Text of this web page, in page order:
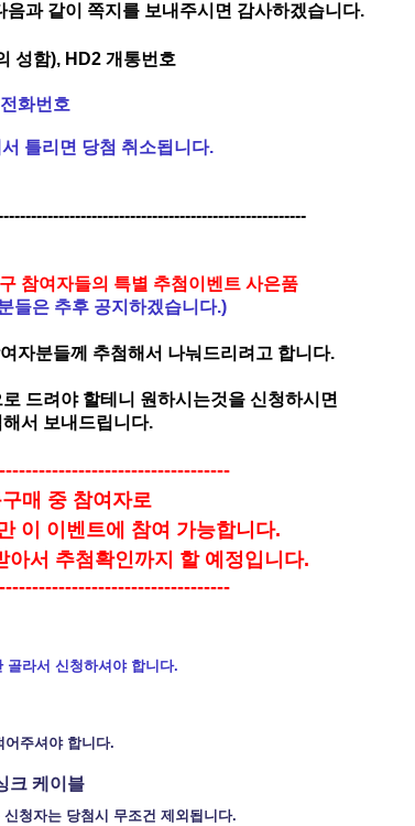
과 같이 쪽지를 보내주시면 감사하겠습니다.
성함), HD2 개통번호
화번호
틀리면 당첨 취소됩니다.
참여자들의 특별 추첨이벤트 사은품
들은 추후 공지하겠습니다.)
자분들께 추첨해서 나눠드리려고 합니다.
드려야 할테니 원하시는것을 신청하시면
서 보내드립니다.
매 중 참여자로
이 이벤트에 참여 가능합니다.
아서 추첨확인까지 할 예정입니다.
골라서 신청하셔야 합니다.
어주셔야 합니다.
크 케이블
청자는 당첨시 무조건 제외됩니다.